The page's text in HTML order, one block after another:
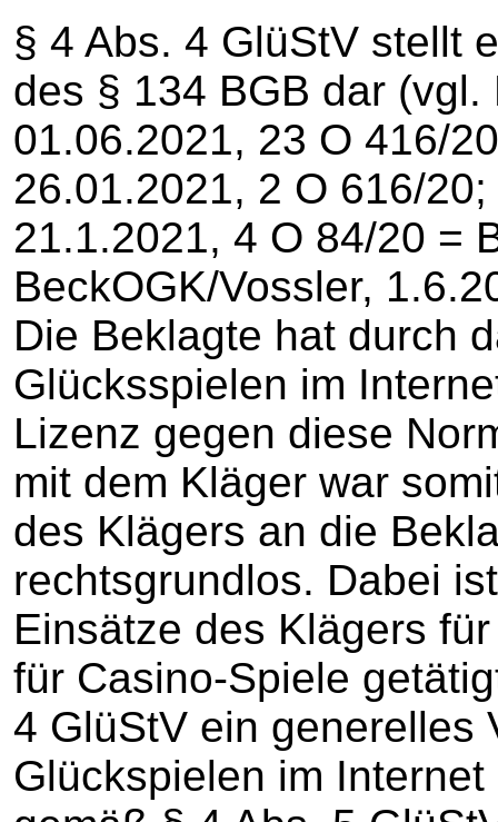
§ 4 Abs. 4 GlüStV stellt
des § 134 BGB dar (vgl.
01.06.2021, 23 O 416/
26.01.2021, 2 O 616/
21.1.2021, 4 O 84/20 =
BeckOGK/Vossler,
Die Beklagte hat durch
Glücksspielen im
Lizenz gegen diese
mit dem Kläger war
des Klägers an die
rechtsgrundlos. Dabei
Einsätze des Klägers
für Casino-Spiele
4 GlüStV ein generelles
Glückspielen im